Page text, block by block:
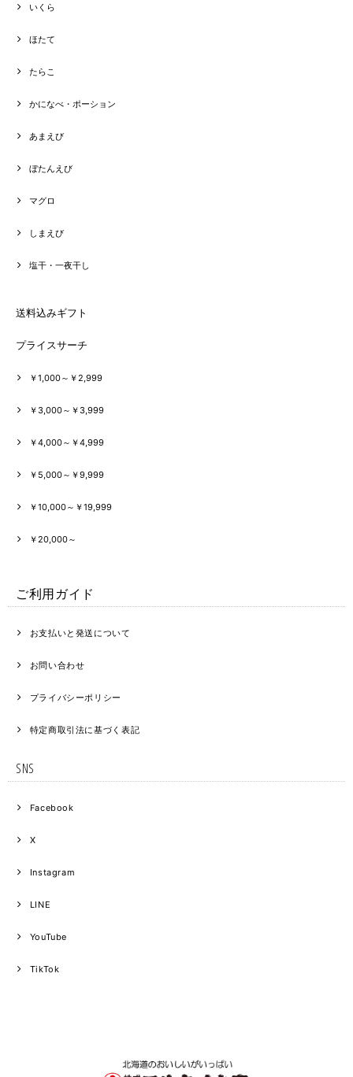
いくら
ほたて
たらこ
かになべ・ポーション
あまえび
ぼたんえび
マグロ
しまえび
塩干・一夜干し
送料込みギフト
プライスサーチ
￥1,000～￥2,999
￥3,000～￥3,999
￥4,000～￥4,999
￥5,000～￥9,999
￥10,000～￥19,999
￥20,000～
ご利用ガイド
お支払いと発送について
お問い合わせ
プライバシーポリシー
特定商取引法に基づく表記
SNS
Facebook
X
Instagram
LINE
YouTube
TikTok